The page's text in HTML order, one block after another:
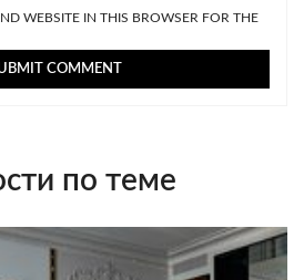
WEBSITE IN THIS BROWSER FOR THE
по теме